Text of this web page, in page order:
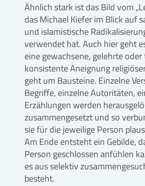
Ähnlich stark ist das Bild vom
das Michael Kiefer im Blick auf
und islamistische
verwendet hat. Auch hier geht
eine gewachsene, gelehrte
konsistente Aneignung
geht um Bausteine. Einzelne
Begriffe, einzelne Autoritäten,
Erzählungen werden
zusammengesetzt und so
sie für die jeweilige Person
Am Ende entsteht ein Gebilde,
Person geschlossen anfühlen
es aus selektiv
besteht.